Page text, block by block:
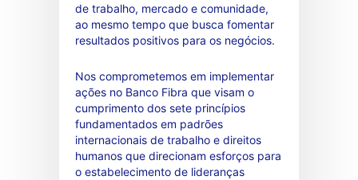
de trabalho, mercado e comunidade,
ao mesmo tempo que busca fomentar
resultados positivos para os negócios.
Nos comprometemos em implementar
ações no Banco Fibra que visam o
cumprimento dos sete princípios
fundamentados em padrões
internacionais de trabalho e direitos
humanos que direcionam esforços para
o estabelecimento de lideranças